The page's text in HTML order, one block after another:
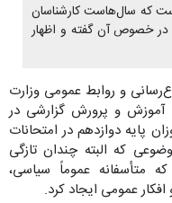
که سال‌هاست کارشناسان
در خصوص آن گفته و اظهار
و روابط عمومی وزارت
و پرورش گزارشی در
پایه دوازدهم در امتحانات
اعلام کرد؛ موضوعی که البته چندان تازگی
متأسفانه عموماً سیاسی،
عمومی ایجاد کرد.